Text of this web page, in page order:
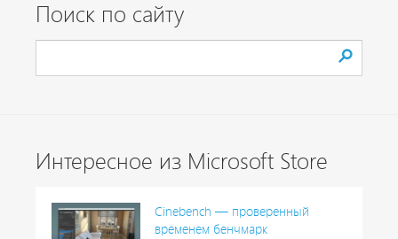
Поиск по сайту
Интересное из Microsoft Store
Cinebench — проверенный
временем бенчмарк